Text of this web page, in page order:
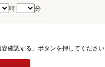
時 分
確認する」ボタンを押してください